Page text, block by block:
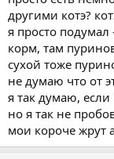
другими котэ?
я просто подумал
корм, там
сухой тоже
не думаю что от
я так думаю, если
но я так не
мои короче